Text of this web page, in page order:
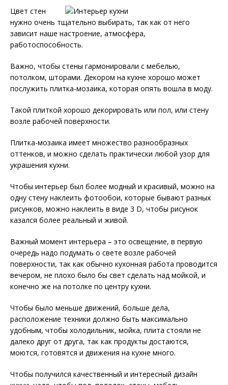
Цвет стен
нужно очень тщательно выбирать, так как от него
зависит наше настроение, атмосфера,
работоспособность.
Важно, чтобы стены гармонировали с мебелью,
потолком, шторами. Декором на кухне хорошо может
послужить плитка-мозаика, которая опять вошла в моду.
Такой плиткой хорошо декорировать или пол, или стену
возле рабочей поверхности.
Плитка-мозаика имеет множество разнообразных
оттенков, и можно сделать практически любой узор для
украшения кухни.
Чтобы интерьер был более модный и красивый, можно на
одну стену наклеить фотообои, которые бывают разных
рисунков, можно наклеить в виде 3 D, чтобы рисунок
казался более реальный и живой.
Важный момент интерьера – это освещение, в первую
очередь надо подумать о свете возле рабочей
поверхности, так как обычно кухонная работа проводится
вечером, не плохо было бы свет сделать над мойкой, и
конечно же на потолке по центру кухни.
Чтобы было меньше движений, больше дела,
расположение техники должно быть максимально
удобным, чтобы холодильник, мойка, плита стояли не
далеко друг от друга, так как продукты достаются,
моются, готовятся и движения на кухне много.
Чтобы получился качественный и интересный дизайн